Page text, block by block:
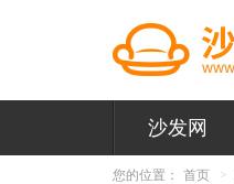
沙发网
您的位置： 首页